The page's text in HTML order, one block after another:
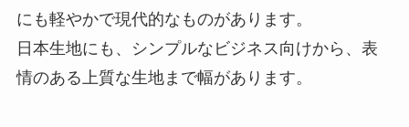
にも軽やかで現代的なものがあります。
日本生地にも、シンプルなビジネス向けから、表
情のある上質な生地まで幅があります。